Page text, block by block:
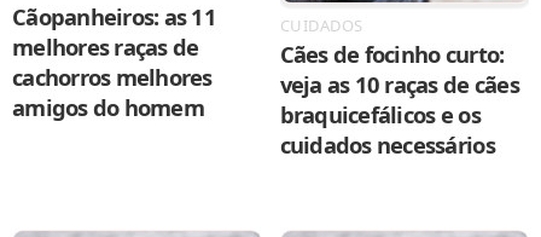
Cãopanheiros: as 11
melhores raças de
cachorros melhores
amigos do homem
CUIDADOS
Cães de focinho curto:
veja as 10 raças de cães
braquicefálicos e os
cuidados necessários